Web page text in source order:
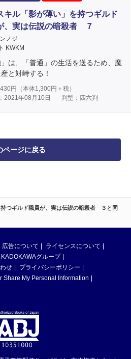
つギルド職員が、実は伝説の暗殺者 ３と同
キル「影が薄い」を持つギルド
、実は伝説の暗殺者 ７
ノジ
KWKM
」は、「普通」の生活を送るため、魔
と対峙する！
円（本体1,300円＋税）
2021年08月10日
判型：四六判
ページに戻る
広告について
ライセンスについて
KADOKAWAグループ
せ
プライバシーポリシー
Share My Personal Information